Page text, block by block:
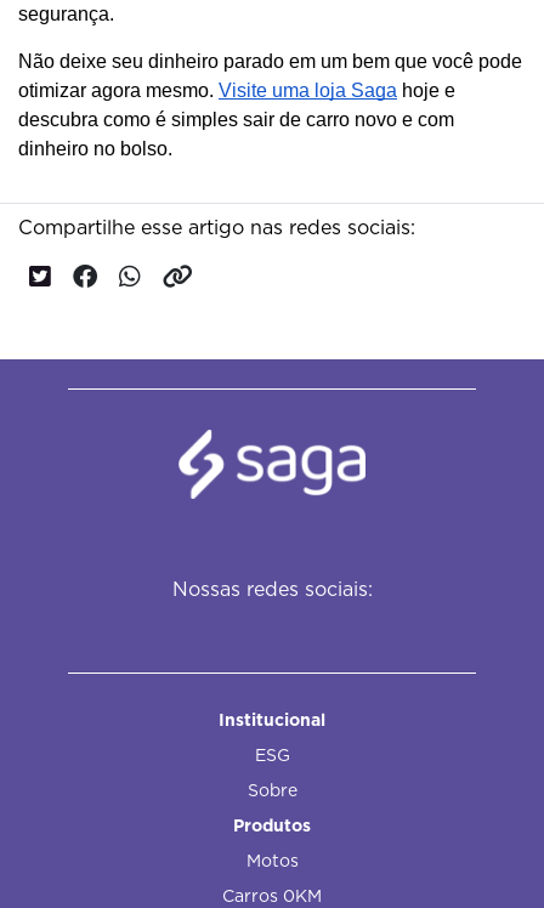
segurança.
Não deixe seu dinheiro parado em um bem que você pode
otimizar agora mesmo. Visite uma loja Saga hoje e
descubra como é simples sair de carro novo e com
dinheiro no bolso.
Compartilhe esse artigo nas redes sociais:
Nossas redes sociais:
Institucional
ESG
Sobre
Produtos
Motos
Carros 0KM